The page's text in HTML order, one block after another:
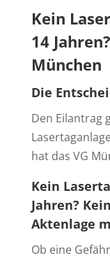
Kein
14
München
Die
Den Eilantrag
hat das VG
Kein
Jahren?
Aktenlage
Ob eine